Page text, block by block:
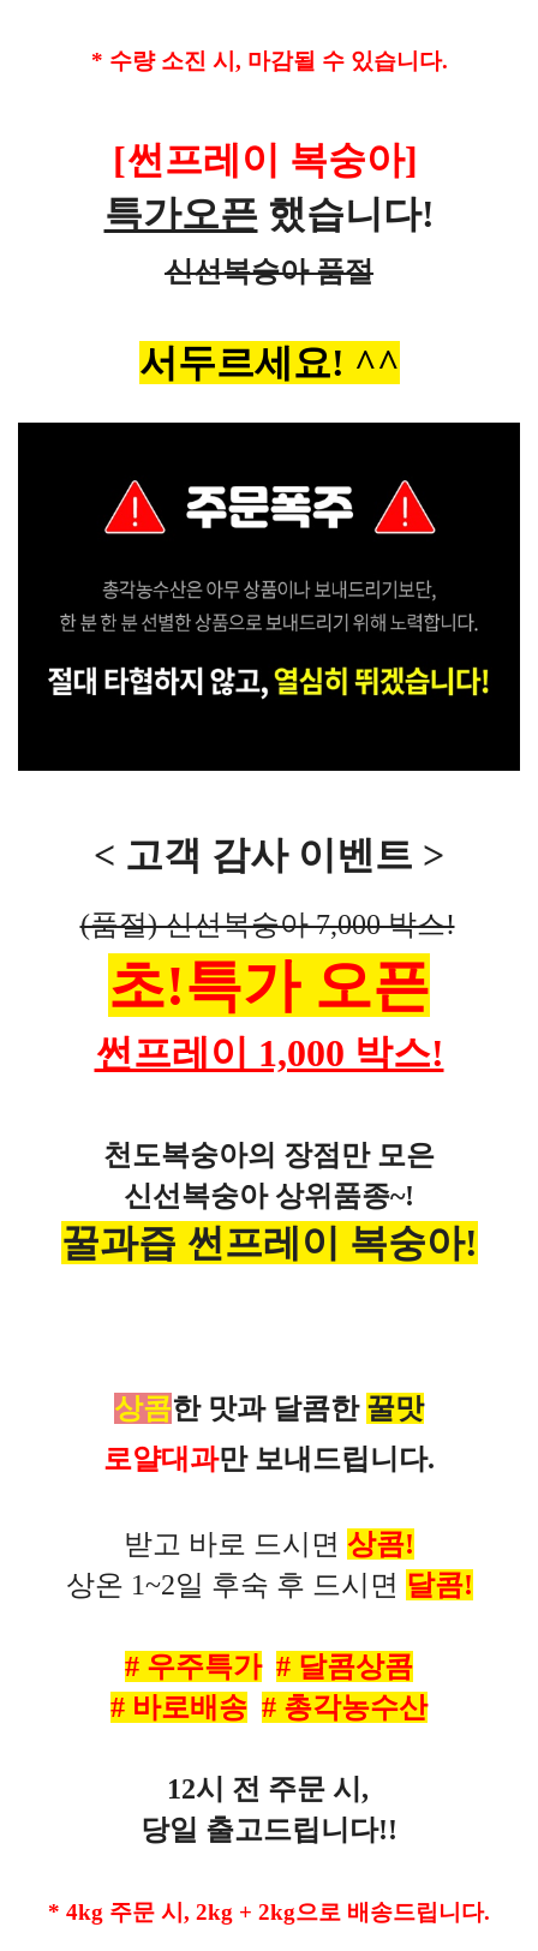
* 수량 소진 시, 마감될 수 있습니다.
[썬프레이 복숭아]
특가오픈 했습니다!
신선복숭아 품절
서두르세요! ^^
< 고객 감사 이벤트 >
(품절) 신선복숭아 7,000 박스!
초!특가 오픈
썬프레이 1,000 박스!
천도복숭아의 장점만 모은
신선복숭아 상위품종~!
꿀과즙 썬프레이 복숭아!
상콤한 맛과 달콤한 꿀맛
로얄대과만 보내드립니다.
받고 바로 드시면 상콤!
상온 1~2일 후숙 후 드시면 달콤!
# 우주특가 # 달콤상콤
# 바로배송 # 총각농수산
12시 전 주문 시,
당일 출고드립니다!!
* 4kg 주문 시, 2kg + 2kg으로 배송드립니다.